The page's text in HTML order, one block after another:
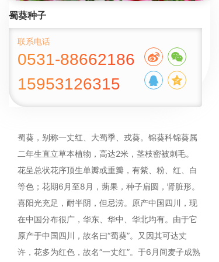
蜀葵种子
联系电话
0531-88662186
15953126315
蜀葵，别称一丈红、大蜀季、戎葵。锦葵科锦葵属
二年生直立草本植物，高达2米，茎枝密被刺毛。
花呈总状花序顶生单瓣或重瓣，有紫、粉、红、白
等色；花期6月至8月，蒴果，种子扁圆，肾脏形。
喜阳光充足，耐半阴，但忌涝。原产中国四川，现
在中国分布很广，华东、华中、华北均有。由于它
原产于中国四川，故名曰“蜀葵”。又因其可达丈
许，花多为红色，故名“一丈红”。于6月间麦子成熟